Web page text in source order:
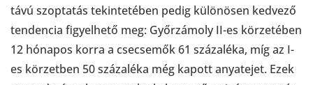
távú szoptatás tekintetében pedig különösen kedvező
tendencia figyelhető meg: Győrzámoly II-es körzetében
12 hónapos korra a csecsemők 61 százaléka, míg az I-
es körzetben 50 százaléka még kapott anyatejet. Ezek